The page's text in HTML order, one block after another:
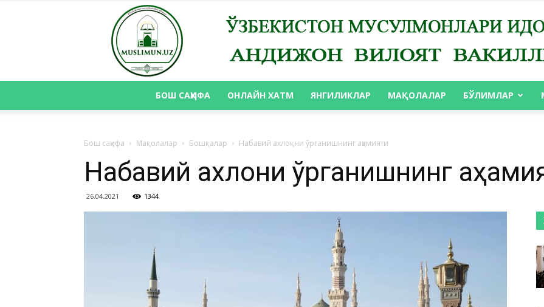
ВАКИЛЛИГИ
БОШ САҲИФА ОНЛАЙН ХАТМ ЯНГИЛИКЛАР МАҚОЛАЛАР БЎЛИМЛАР
Бош саҳифа Мақолалар Бошқалар Набавий ахлоқни ўрганишнинг аҳамияти
Набавий ахлоқни ўрганишнинг
26.04.2021 1344